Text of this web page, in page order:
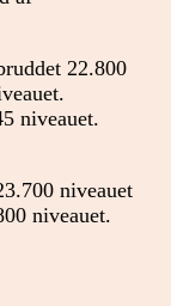
22.800
niveauet.
niveauet
niveauet.